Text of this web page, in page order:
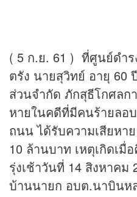
( 5 ก.ย. 61 ) ที่ศูนย์ดำ
ตรัง นายสุวิทย์ อายุ 60
ส่วนจำกัด ภักสุธีโกศลก
หายในคดีที่มีคนร้ายลอบ
ถนน ได้รับความเสียหา
10 ล้านบาท เหตุเกิดเ
รุ่งเช้าวันที่ 14 สิงหาคม
บ้านนายก อบต.นาบินห